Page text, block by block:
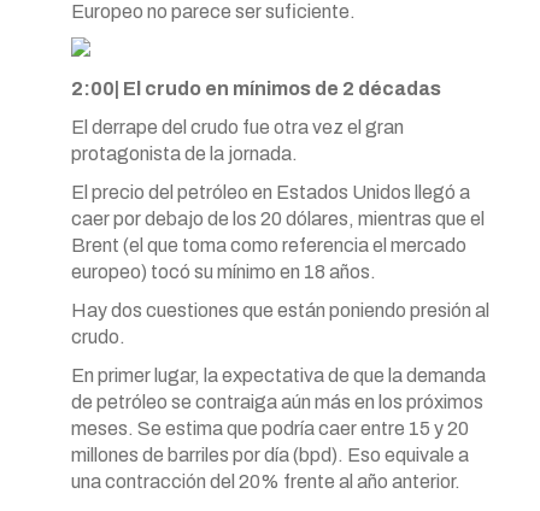
Europeo no parece ser suficiente.
2:00| El crudo en mínimos de 2 décadas
El derrape del crudo fue otra vez el gran
protagonista de la jornada.
El precio del petróleo en Estados Unidos llegó a
caer por debajo de los 20 dólares, mientras que el
Brent (el que toma como referencia el mercado
europeo) tocó su mínimo en 18 años.
Hay dos cuestiones que están poniendo presión al
crudo.
En primer lugar, la expectativa de que la demanda
de petróleo se contraiga aún más en los próximos
meses. Se estima que podría caer entre 15 y 20
millones de barriles por día (bpd). Eso equivale a
una contracción del 20% frente al año anterior.